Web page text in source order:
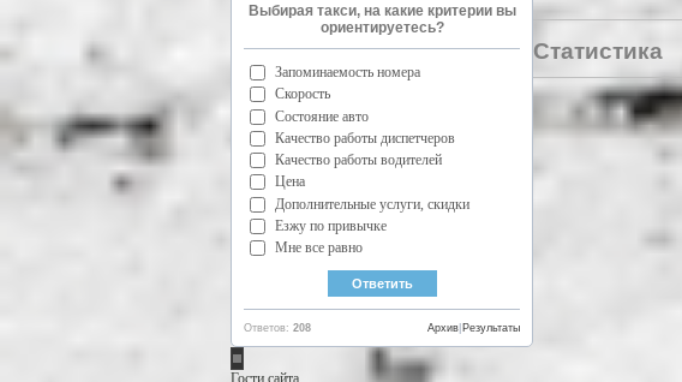
Выбирая такси, на какие критерии вы
ориентируетесь?
Запоминаемость номера
Скорость
Состояние авто
Качество работы диспетчеров
Качество работы водителей
Цена
Дополнительные услуги, скидки
Езжу по привычке
Мне все равно
Ответов: 208 Результаты
Архив
Статистика
Гости сайта